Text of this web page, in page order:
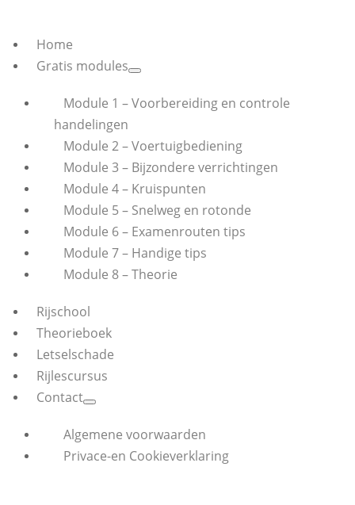
Home
Gratis modules
Module 1 – Voorbereiding en controle
handelingen
Module 2 – Voertuigbediening
Module 3 – Bijzondere verrichtingen
Module 4 – Kruispunten
Module 5 – Snelweg en rotonde
Module 6 – Examenrouten tips
Module 7 – Handige tips
Module 8 – Theorie
Rijschool
Theorieboek
Letselschade
Rijlescursus
Contact
Algemene voorwaarden
Privace-en Cookieverklaring